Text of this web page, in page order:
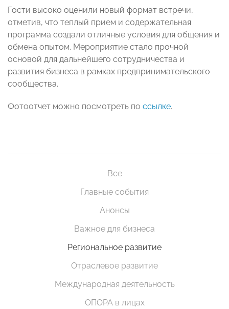
Гости высоко оценили новый формат встречи,
отметив, что теплый прием и содержательная
программа создали отличные условия для общения и
обмена опытом. Мероприятие стало прочной
основой для дальнейшего сотрудничества и
развития бизнеса в рамках предпринимательского
сообщества.
Фотоотчет можно посмотреть по ссылке.
Все
Главные события
Анонсы
Важное для бизнеса
Региональное развитие
Отраслевое развитие
Международная деятельность
ОПОРА в лицах